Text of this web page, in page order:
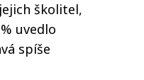
školitel,
uvedlo
spíše